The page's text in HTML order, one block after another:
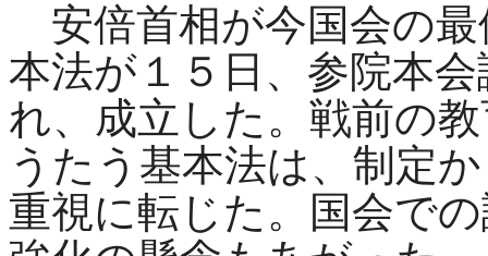
安倍首相が今国会の最
本法が１５日、参院本
れ、成立した。戦前の
うたう基本法は、制定
重視に転じた。国会で